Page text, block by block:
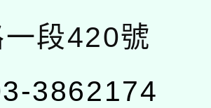
段420號
3862174